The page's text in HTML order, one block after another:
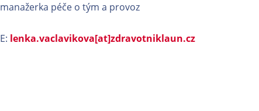
manažerka péče o tým a provoz
E: lenka.vaclavikova[at]zdravotniklaun.cz